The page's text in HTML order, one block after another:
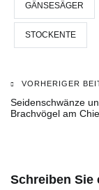
GÄNSESÄGER
STOCKENTE
VORHERIGER
Seidenschwänze
Brachvögel am
Schreiben Sie